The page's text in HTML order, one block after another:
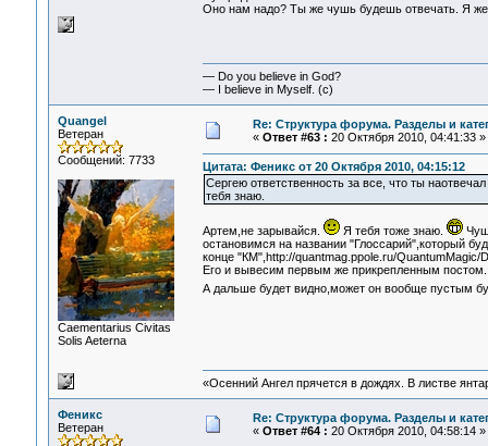
Оно нам надо? Ты же чушь будешь отвечать. Я же
— Do you believe in God?
— I believe in Myself. (c)
Quangel
Ветеран
Сообщений: 7733
Сaementarius Civitas
Solis Aeterna
Re: Структура форума. Разделы и
« Ответ #63 : 20 Октября 2010, 04:41:33 »
Цитата: Феникс от 20 Октября 2010, 04:15:12
Сергею ответственность за все, что ты
тебя знаю.
Артем,не зарывайся. Я тебя тоже знаю.
остановимся на названии "Глоссарий",который
конце "КМ",http://quantmag.ppole.ru/QuantumMagic/
Его и вывесим первым же прикрепленным
А дальше будет видно,может он вообще пустым
«Осенний Ангел прячется в дождях. В листве
Феникс
Ветеран
Re: Структура форума. Разделы и
« Ответ #64 : 20 Октября 2010, 04:58:14 »